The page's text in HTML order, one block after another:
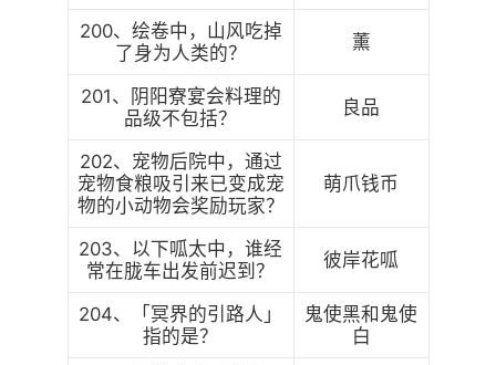
200、绘卷中，山风吃掉
了身为人类的？
薰
201、阴阳寮宴会料理的
品级不包括？
良品
202、宠物后院中，通过
宠物食粮吸引来已变成宠
物的小动物会奖励玩家？
萌爪钱币
203、以下呱太中，谁经
常在胧车出发前迟到？
彼岸花呱
204、「冥界的引路人」
指的是？
鬼使黑和鬼使
白